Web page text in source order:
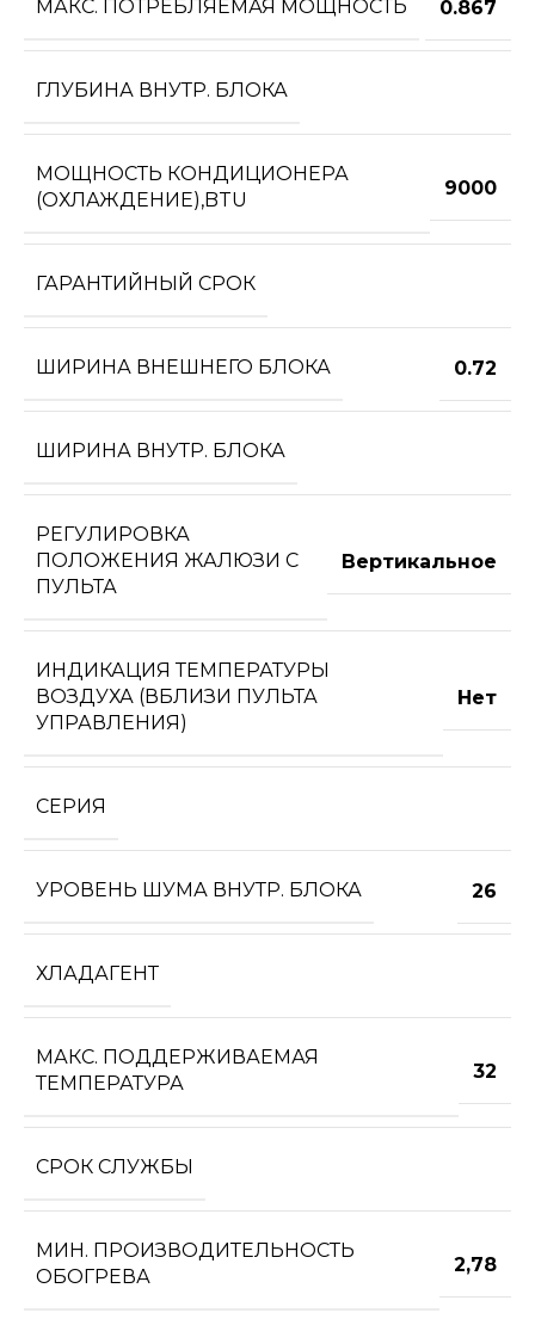
МАКС. ПОТРЕБЛЯЕМАЯ МОЩНОСТЬ 0.867
ГЛУБИНА ВНУТР. БЛОКА
МОЩНОСТЬ КОНДИЦИОНЕРА
(ОХЛАЖДЕНИЕ),BTU
9000
ГАРАНТИЙНЫЙ СРОК
ШИРИНА ВНЕШНЕГО БЛОКА 0.72
ШИРИНА ВНУТР. БЛОКА
РЕГУЛИРОВКА
ПОЛОЖЕНИЯ ЖАЛЮЗИ С
ПУЛЬТА
Вертикальное
ИНДИКАЦИЯ ТЕМПЕРАТУРЫ
ВОЗДУХА (ВБЛИЗИ ПУЛЬТА
УПРАВЛЕНИЯ)
Нет
СЕРИЯ
УРОВЕНЬ ШУМА ВНУТР. БЛОКА 26
ХЛАДАГЕНТ
МАКС. ПОДДЕРЖИВАЕМАЯ
ТЕМПЕРАТУРА
32
СРОК СЛУЖБЫ
МИН. ПРОИЗВОДИТЕЛЬНОСТЬ
ОБОГРЕВА
2,78